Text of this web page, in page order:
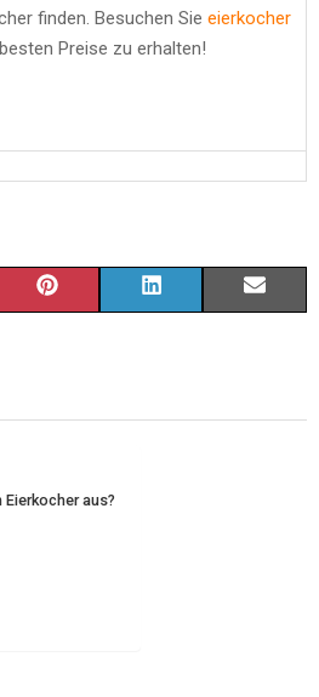
finden. Besuchen Sie eierkocher
Preise zu erhalten!
T
R
K I
aus?